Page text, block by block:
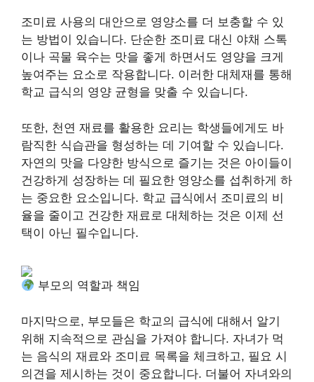
조미료 사용의 대안으로 영양소를 더 보충할 수 있
는 방법이 있습니다. 단순한 조미료 대신 야채 스톡
이나 곡물 육수는 맛을 좋게 하면서도 영양을 크게
높여주는 요소로 작용합니다. 이러한 대체재를 통해
학교 급식의 영양 균형을 맞출 수 있습니다.
또한, 천연 재료를 활용한 요리는 학생들에게도 바
람직한 식습관을 형성하는 데 기여할 수 있습니다.
자연의 맛을 다양한 방식으로 즐기는 것은 아이들이
건강하게 성장하는 데 필요한 영양소를 섭취하게 하
는 중요한 요소입니다. 학교 급식에서 조미료의 비
율을 줄이고 건강한 재료로 대체하는 것은 이제 선
택이 아닌 필수입니다.
부모의 역할과 책임
마지막으로, 부모들은 학교의 급식에 대해서 알기
위해 지속적으로 관심을 가져야 합니다. 자녀가 먹
는 음식의 재료와 조미료 목록을 체크하고, 필요 시
의견을 제시하는 것이 중요합니다. 더불어 자녀와의